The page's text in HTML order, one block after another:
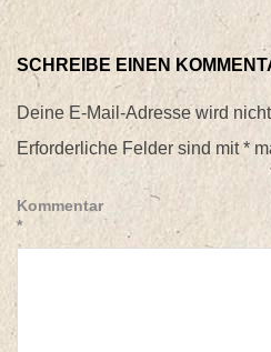
SCHREIBE EINEN
Deine E-Mail-Adresse wird
Erforderliche Felder sind mit*
Kommentar
*